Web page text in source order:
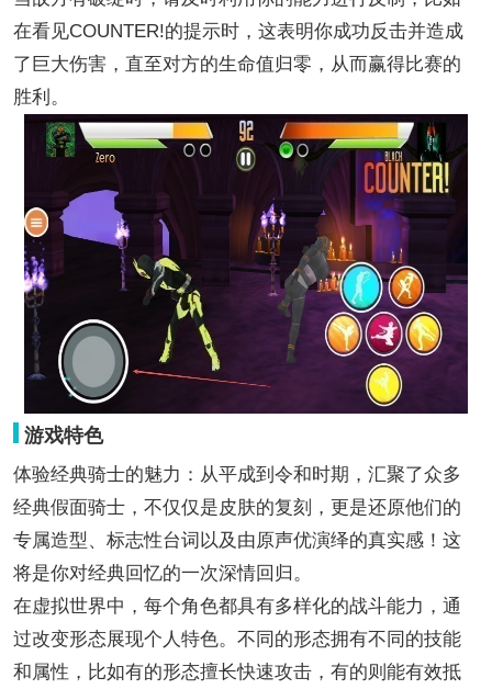
在看见COUNTER!的提示时，这表明你成功反击并造成
了巨大伤害，直至对方的生命值归零，从而赢得比赛的
胜利。
游戏特色
体验经典骑士的魅力：从平成到令和时期，汇聚了众多
经典假面骑士，不仅仅是皮肤的复刻，更是还原他们的
专属造型、标志性台词以及由原声优演绎的真实感！这
将是你对经典回忆的一次深情回归。
在虚拟世界中，每个角色都具有多样化的战斗能力，通
过改变形态展现个人特色。不同的形态拥有不同的技能
和属性，比如有的形态擅长快速攻击，有的则能有效抵